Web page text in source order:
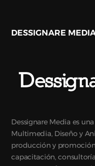
DESSIGNARE
Dessignare Media es
Multimedia, Diseño y
producción y
capacitación,